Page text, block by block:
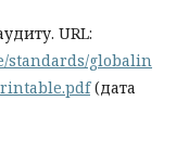
URL:
standards/globalin
(дата